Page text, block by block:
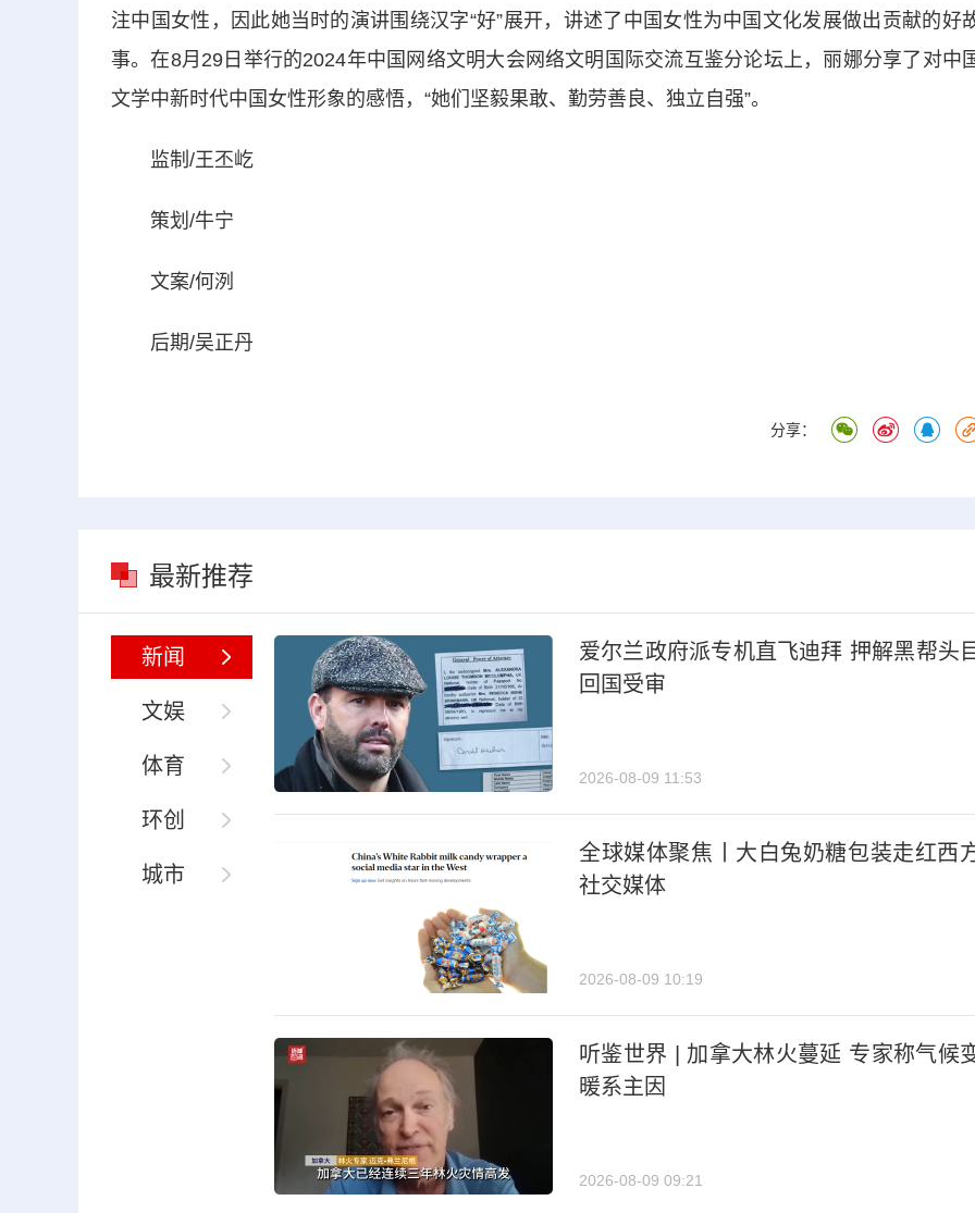
注中国女性，因此她当时的演讲围绕汉字“好”展开，讲述了中国女性为中国文化发展做出贡献的好
事。在8月29日举行的2024年中国网络文明大会网络文明国际交流互鉴分论坛上，丽娜分享了对中
文学中新时代中国女性形象的感悟，“她们坚毅果敢、勤劳善良、独立自强”。
监制/王丕屹
策划/牛宁
文案/何洌
后期/吴正丹
分享：
最新推荐
新闻
文娱
体育
环创
城市
爱尔兰政府派专机直飞迪拜 押解黑帮头
回国受审
2026-08-09 11:53
全球媒体聚焦丨大白兔奶糖包装走红西
社交媒体
2026-08-09 10:19
听鉴世界 | 加拿大林火蔓延 专家称气候
暖系主因
2026-08-09 09:21